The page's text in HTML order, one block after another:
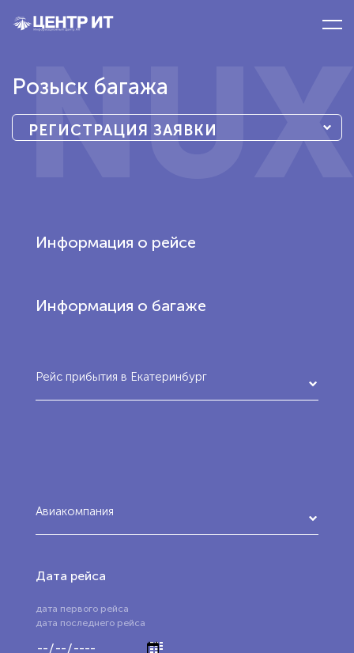
NUX
Розыск багажа
РЕГИСТРАЦИЯ ЗАЯВКИ